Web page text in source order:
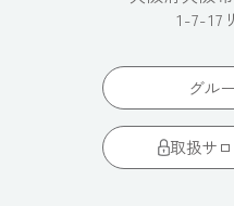
1-7-17
グル
取扱サ